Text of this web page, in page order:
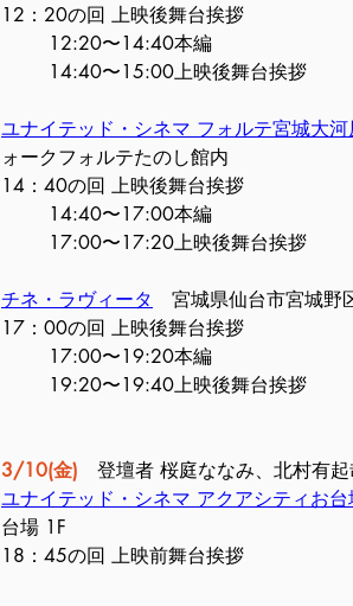
12：20の回 上映後舞台挨拶
12:20〜14:40本編
14:40〜15:00上映後舞台挨拶
ユナイテッド・シネマ フォルテ宮城大河
ォークフォルテたのし館内
14：40の回 上映後舞台挨拶
14:40〜17:00本編
17:00〜17:20上映後舞台挨拶
チネ・ラヴィータ 宮城県仙台市宮城野
17：00の回 上映後舞台挨拶
17:00〜19:20本編
19:20〜19:40上映後舞台挨拶
3/10(金) 登壇者 桜庭ななみ、北村有
ユナイテッド・シネマ アクアシティお台
台場 1F
18：45の回 上映前舞台挨拶